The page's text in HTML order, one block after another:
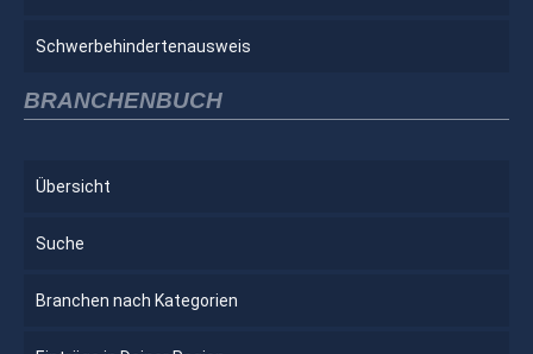
Schwerbehindertenausweis
BRANCHENBUCH
Übersicht
Suche
Branchen nach Kategorien